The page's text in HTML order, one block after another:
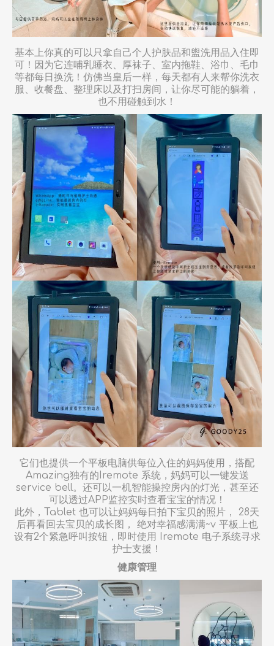
基本上你真的可以只拿自己个人护肤品和盥洗用品入住即
可！因为它连哺乳睡衣、厚袜子、室内拖鞋、浴巾、毛巾
等都每日换洗！仿佛当皇后一样，每天都有人来帮你洗衣
服、收餐盘、整理床以及打扫房间，让你尽可能的躺着，
也不用碰触到水！
它们也提供一个平板电脑供每位入住的妈妈使用，搭配
Amazing独有的Iremote 系统，妈妈可以一键发送
service bell。还可以一机智能操控房内的灯光，甚至还
可以透过APP监控实时查看宝宝的情况！
此外，Tablet 也可以让妈妈每日拍下宝贝的照片， 28天
后再看回去宝贝的成长图， 绝对幸福感满满~v 平板上也
设有2个紧急呼叫按钮，即时使用 Iremote 电子系统寻求
护士支援！
健康管理